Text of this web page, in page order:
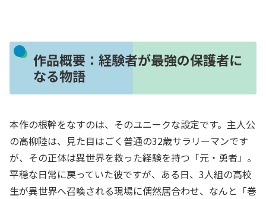
作品概要：経験者が最強の保護者に
なる物語
本作の根幹をなすのは、そのユニークな設定です。主人公
の高柳陸は、見た目はごく普通の32歳サラリーマンです
が、その正体は異世界を救った経験を持つ「元・勇者」。
平穏な日常に戻っていた彼ですが、ある日、3人組の高校
生が異世界へ召喚される現場に偶然居合わせ、なんと「巻